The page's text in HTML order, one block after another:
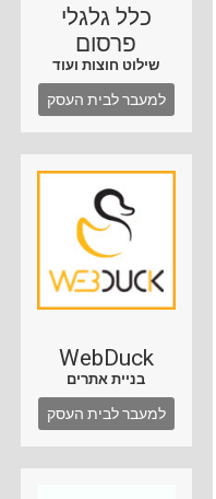
כלל גלגלי
פרסום
שילוט חוצות ועוד
למעבר לבית העסק
WebDuck
בניית אתרים
למעבר לבית העסק